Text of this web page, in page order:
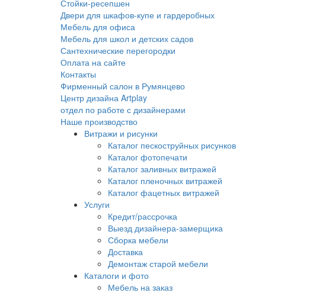
Стойки-ресепшен
Двери для шкафов-купе и гардеробных
Мебель для офиса
Мебель для школ и детских садов
Сантехнические перегородки
Оплата на сайте
Контакты
Фирменный салон в Румянцево
Центр дизайна Artplay
отдел по работе с дизайнерами
Наше производство
Витражи и рисунки
Каталог пескоструйных рисунков
Каталог фотопечати
Каталог заливных витражей
Каталог пленочных витражей
Каталог фацетных витражей
Услуги
Кредит/рассрочка
Выезд дизайнера-замерщика
Сборка мебели
Доставка
Демонтаж старой мебели
Каталоги и фото
Мебель на заказ